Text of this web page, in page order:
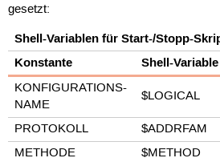
gesetzt:
Shell-Variablen für Start-/Stopp-
Konstante
Shell-Variable
KONFIGURATIONS-
NAME
$LOGICAL
PROTOKOLL $ADDRFAM
METHODE $METHOD